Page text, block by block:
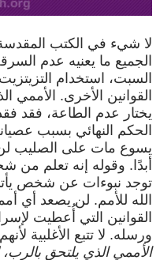
لا شيء في الكتب
الجميع ما يعنيه عدم
السبت، استخدام
القوانين الأخرى. الأممي
يختار عدم الطاعة، فقد
الحكم النهائي بسبب
يسوع مات على الصليب
أبدًا. وقوله إنه تعلم من
توجد نبوءات عن شخص
الله للأمم. لن يصعد أي
القوانين التي أُعطيت
ورسله. لا تتبع الأغلبية
الأممي الذي يلتحق